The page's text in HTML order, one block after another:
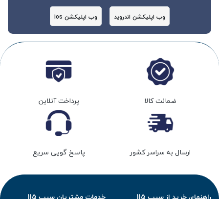
وب اپلیکشن اندروید وب اپلیکشن ios
ضمانت کالا پرداخت آنلاین
ارسال به سراسر کشور پاسخ گویی سریع